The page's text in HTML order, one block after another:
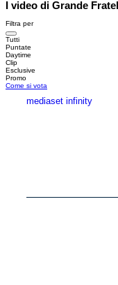
I video di Grande
Filtra per
Tutti
Puntate
Daytime
Clip
Esclusive
Promo
Come si vota
mediaset infinity